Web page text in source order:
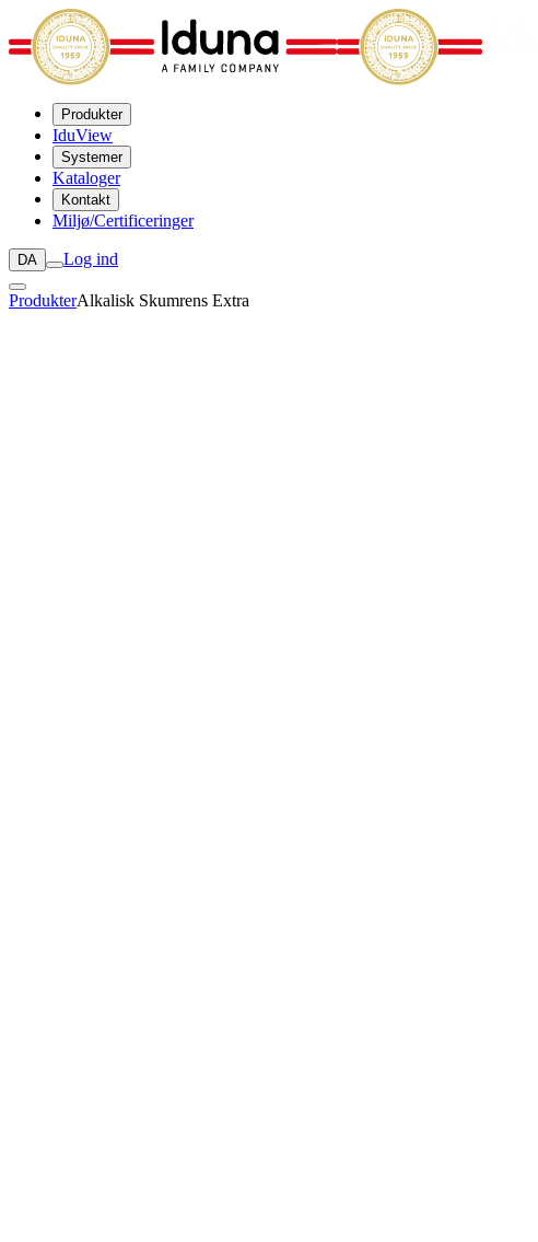
Produkter
IduView
Systemer
Kataloger
Kontakt
Miljø/Certificeringer
DA Log ind
ProdukterAlkalisk Skumrens Extra